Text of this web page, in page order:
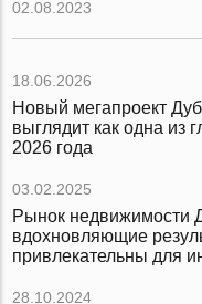
02.08.2023
18.06.2026
Новый мегапроект
выглядит как одна из
2026 года
03.02.2025
Рынок недвижимости
вдохновляющие
привлекательны для
28.10.2024